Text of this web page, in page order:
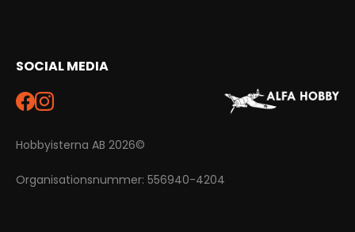
SOCIAL MEDIA
Hobbyisterna AB 2026©
Organisationsnummer: 556940-4204